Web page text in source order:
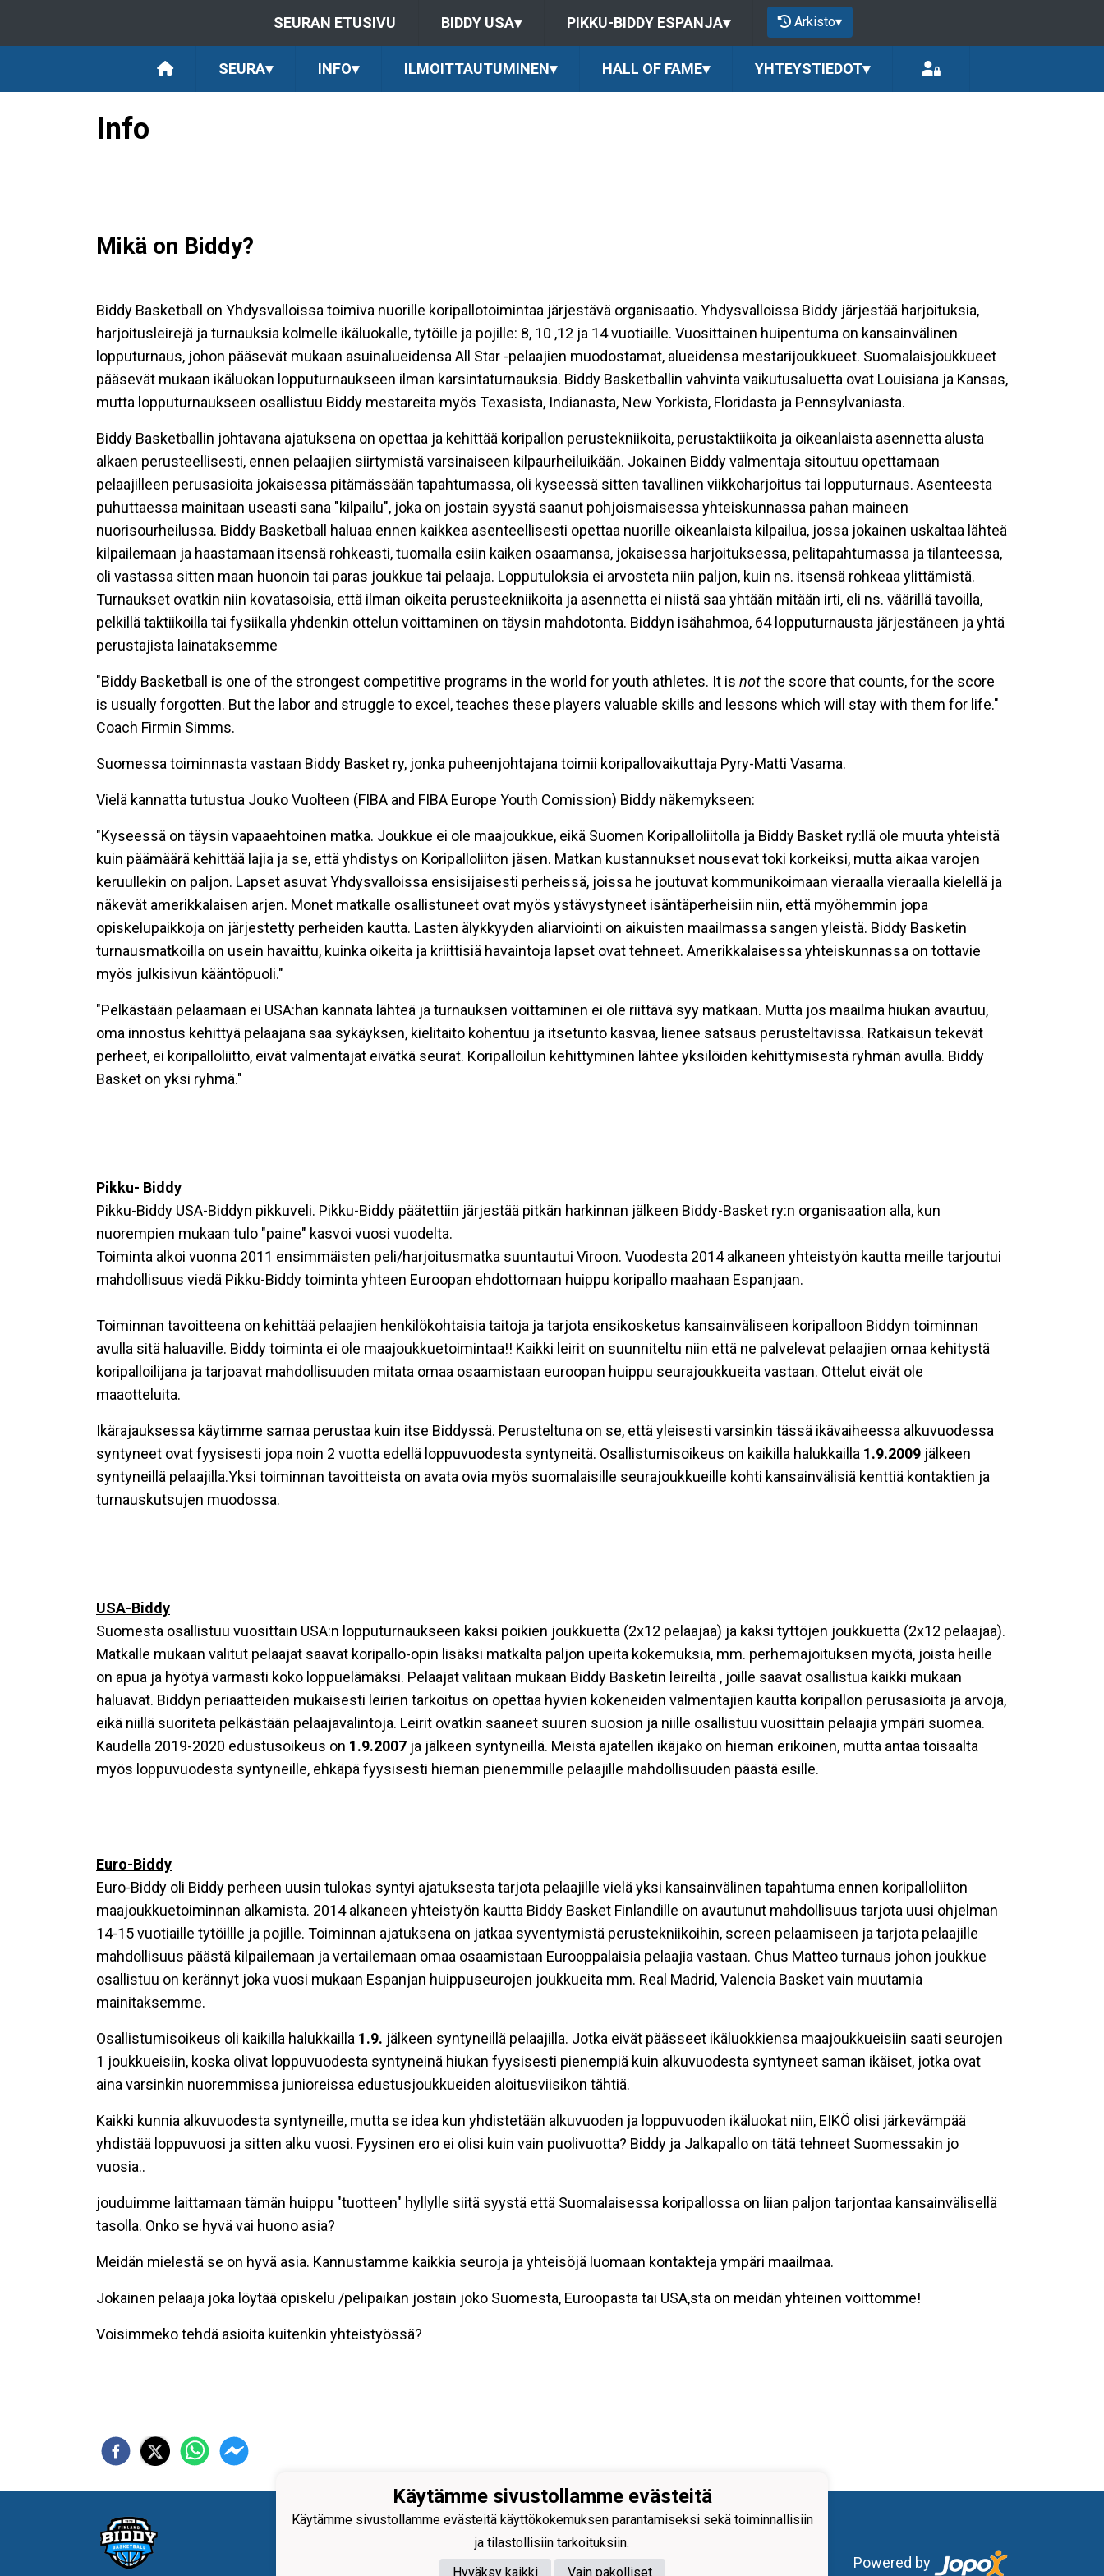
SEURAN ETUSIVU BIDDY USA▾ PIKKU-BIDDY ESPANJA▾ Arkisto▾
SEURA▾ INFO▾ ILMOITTAUTUMINEN▾ HALL OF FAME▾ YHTEYSTIEDOT▾
Info
Mikä on Biddy?
Biddy Basketball on Yhdysvalloissa toimiva nuorille koripallotoimintaa järjestävä organisaatio. Yhdysvalloissa Biddy järjestää harjoituksia,
harjoitusleirejä ja turnauksia kolmelle ikäluokalle, tytöille ja pojille: 8, 10 ,12 ja 14 vuotiaille. Vuosittainen huipentuma on kansainvälinen
lopputurnaus, johon pääsevät mukaan asuinalueidensa All Star -pelaajien muodostamat, alueidensa mestarijoukkueet. Suomalaisjoukkueet
pääsevät mukaan ikäluokan lopputurnaukseen ilman karsintaturnauksia. Biddy Basketballin vahvinta vaikutusaluetta ovat Louisiana ja Kansas,
mutta lopputurnaukseen osallistuu Biddy mestareita myös Texasista, Indianasta, New Yorkista, Floridasta ja Pennsylvaniasta.
Biddy Basketballin johtavana ajatuksena on opettaa ja kehittää koripallon perustekniikoita, perustaktiikoita ja oikeanlaista asennetta alusta
alkaen perusteellisesti, ennen pelaajien siirtymistä varsinaiseen kilpaurheiluikään. Jokainen Biddy valmentaja sitoutuu opettamaan
pelaajilleen perusasioita jokaisessa pitämässään tapahtumassa, oli kyseessä sitten tavallinen viikkoharjoitus tai lopputurnaus. Asenteesta
puhuttaessa mainitaan useasti sana "kilpailu", joka on jostain syystä saanut pohjoismaisessa yhteiskunnassa pahan maineen
nuorisourheilussa. Biddy Basketball haluaa ennen kaikkea asenteellisesti opettaa nuorille oikeanlaista kilpailua, jossa jokainen uskaltaa lähteä
kilpailemaan ja haastamaan itsensä rohkeasti, tuomalla esiin kaiken osaamansa, jokaisessa harjoituksessa, pelitapahtumassa ja tilanteessa,
oli vastassa sitten maan huonoin tai paras joukkue tai pelaaja. Lopputuloksia ei arvosteta niin paljon, kuin ns. itsensä rohkeaa ylittämistä.
Turnaukset ovatkin niin kovatasoisia, että ilman oikeita perusteekniikoita ja asennetta ei niistä saa yhtään mitään irti, eli ns. väärillä tavoilla,
pelkillä taktiikoilla tai fysiikalla yhdenkin ottelun voittaminen on täysin mahdotonta. Biddyn isähahmoa, 64 lopputurnausta järjestäneen ja yhtä
perustajista lainataksemme
"Biddy Basketball is one of the strongest competitive programs in the world for youth athletes. It is notthe score that counts, for the score
is usually forgotten. But the labor and struggle to excel, teaches these players valuable skills and lessons which will stay with them for life."
Coach Firmin Simms.
Suomessa toiminnasta vastaan Biddy Basket ry, jonka puheenjohtajana toimii koripallovaikuttaja Pyry-Matti Vasama.
Vielä kannatta tutustua Jouko Vuolteen (FIBA and FIBA Europe Youth Comission) Biddy näkemykseen:
"Kyseessä on täysin vapaaehtoinen matka. Joukkue ei ole maajoukkue, eikä Suomen Koripalloliitolla ja Biddy Basket ry:llä ole muuta yhteistä
kuin päämäärä kehittää lajia ja se, että yhdistys on Koripalloliiton jäsen. Matkan kustannukset nousevat toki korkeiksi, mutta aikaa varojen
keruullekin on paljon. Lapset asuvat Yhdysvalloissa ensisijaisesti perheissä, joissa he joutuvat kommunikoimaan vieraalla vieraalla kielellä ja
näkevät amerikkalaisen arjen. Monet matkalle osallistuneet ovat myös ystävystyneet isäntäperheisiin niin, että myöhemmin jopa
opiskelupaikkoja on järjestetty perheiden kautta. Lasten älykkyyden aliarviointi on aikuisten maailmassa sangen yleistä. Biddy Basketin
turnausmatkoilla on usein havaittu, kuinka oikeita ja kriittisiä havaintoja lapset ovat tehneet. Amerikkalaisessa yhteiskunnassa on tottavie
myös julkisivun kääntöpuoli."
"Pelkästään pelaamaan ei USA:han kannata lähteä ja turnauksen voittaminen ei ole riittävä syy matkaan. Mutta jos maailma hiukan avautuu,
oma innostus kehittyä pelaajana saa sykäyksen, kielitaito kohentuu ja itsetunto kasvaa, lienee satsaus perusteltavissa. Ratkaisun tekevät
perheet, ei koripalloliitto, eivät valmentajat eivätkä seurat. Koripalloilun kehittyminen lähtee yksilöiden kehittymisestä ryhmän avulla. Biddy
Basket on yksi ryhmä."
Pikku- Biddy
Pikku-Biddy USA-Biddyn pikkuveli. Pikku-Biddy päätettiin järjestää pitkän harkinnan jälkeen Biddy-Basket ry:n organisaation alla, kun
nuorempien mukaan tulo "paine" kasvoi vuosi vuodelta.
Toiminta alkoi vuonna 2011 ensimmäisten peli/harjoitusmatka suuntautui Viroon. Vuodesta 2014 alkaneen yhteistyön kautta meille tarjoutui
mahdollisuus viedä Pikku-Biddy toiminta yhteen Euroopan ehdottomaan huippu koripallo maahaan Espanjaan.
Toiminnan tavoitteena on kehittää pelaajien henkilökohtaisia taitoja ja tarjota ensikosketus kansainväliseen koripalloon Biddyn toiminnan
avulla sitä haluaville. Biddy toiminta ei ole maajoukkuetoimintaa!! Kaikki leirit on suunniteltu niin että ne palvelevat pelaajien omaa kehitystä
koripalloilijana ja tarjoavat mahdollisuuden mitata omaa osaamistaan euroopan huippu seurajoukkueita vastaan. Ottelut eivät ole
maaotteluita.
Ikärajauksessa käytimme samaa perustaa kuin itse Biddyssä. Perusteltuna on se, että yleisesti varsinkin tässä ikävaiheessa alkuvuodessa
syntyneet ovat fyysisesti jopa noin 2 vuotta edellä loppuvuodesta syntyneitä. Osallistumisoikeus on kaikilla halukkailla 1.9.2009 jälkeen
syntyneillä pelaajilla.Yksi toiminnan tavoitteista on avata ovia myös suomalaisille seurajoukkueille kohti kansainvälisiä kenttiä kontaktien ja
turnauskutsujen muodossa.
USA-Biddy
Suomesta osallistuu vuosittain USA:n lopputurnaukseen kaksi poikien joukkuetta (2x12 pelaajaa) ja kaksi tyttöjen joukkuetta (2x12 pelaajaa).
Matkalle mukaan valitut pelaajat saavat koripallo-opin lisäksi matkalta paljon upeita kokemuksia, mm. perhemajoituksen myötä, joista heille
on apua ja hyötyä varmasti koko loppuelämäksi. Pelaajat valitaan mukaan Biddy Basketin leireiltä , joille saavat osallistua kaikki mukaan
haluavat. Biddyn periaatteiden mukaisesti leirien tarkoitus on opettaa hyvien kokeneiden valmentajien kautta koripallon perusasioita ja arvoja,
eikä niillä suoriteta pelkästään pelaajavalintoja. Leirit ovatkin saaneet suuren suosion ja niille osallistuu vuosittain pelaajia ympäri suomea.
Kaudella 2019-2020 edustusoikeus on 1.9.2007 ja jälkeen syntyneillä. Meistä ajatellen ikäjako on hieman erikoinen, mutta antaa toisaalta
myös loppuvuodesta syntyneille, ehkäpä fyysisesti hieman pienemmille pelaajille mahdollisuuden päästä esille.
Euro-Biddy
Euro-Biddy oli Biddy perheen uusin tulokas syntyi ajatuksesta tarjota pelaajille vielä yksi kansainvälinen tapahtuma ennen koripalloliiton
maajoukkuetoiminnan alkamista. 2014 alkaneen yhteistyön kautta Biddy Basket Finlandille on avautunut mahdollisuus tarjota uusi ohjelman
14-15 vuotiaille tytöillle ja pojille. Toiminnan ajatuksena on jatkaa syventymistä perustekniikoihin, screen pelaamiseen ja tarjota pelaajille
mahdollisuus päästä kilpailemaan ja vertailemaan omaa osaamistaan Eurooppalaisia pelaajia vastaan. Chus Matteo turnaus johon joukkue
osallistuu on kerännyt joka vuosi mukaan Espanjan huippuseurojen joukkueita mm. Real Madrid, Valencia Basket vain muutamia
mainitaksemme.
Osallistumisoikeus oli kaikilla halukkailla 1.9. jälkeen syntyneillä pelaajilla. Jotka eivät päässeet ikäluokkiensa maajoukkueisiin saati seurojen
1 joukkueisiin, koska olivat loppuvuodesta syntyneinä hiukan fyysisesti pienempiä kuin alkuvuodesta syntyneet saman ikäiset, jotka ovat
aina varsinkin nuoremmissa junioreissa edustusjoukkueiden aloitusviisikon tähtiä.
Kaikki kunnia alkuvuodesta syntyneille, mutta se idea kun yhdistetään alkuvuoden ja loppuvuoden ikäluokat niin, EIKÖ olisi järkevämpää
yhdistää loppuvuosi ja sitten alku vuosi. Fyysinen ero ei olisi kuin vain puolivuotta? Biddy ja Jalkapallo on tätä tehneet Suomessakin jo
vuosia..
jouduimme laittamaan tämän huippu "tuotteen" hyllylle siitä syystä että Suomalaisessa koripallossa on liian paljon tarjontaa kansainvälisellä
tasolla. Onko se hyvä vai huono asia?
Meidän mielestä se on hyvä asia. Kannustamme kaikkia seuroja ja yhteisöjä luomaan kontakteja ympäri maailmaa.
Jokainen pelaaja joka löytää opiskelu /pelipaikan jostain joko Suomesta, Euroopasta tai USA,sta on meidän yhteinen voittomme!
Voisimmeko tehdä asioita kuitenkin yhteistyössä?
Lisätietoja yhdistyksen toiminnasta saat
045-1212170 Pekka Hartikainen
Powered by
Käytämme sivustollamme evästeitä
Käytämme sivustollamme evästeitä käyttökokemuksen parantamiseksi sekä toiminnallisiin
ja tilastollisiin tarkoituksiin.
Hyväksy kaikki
Vain pakolliset